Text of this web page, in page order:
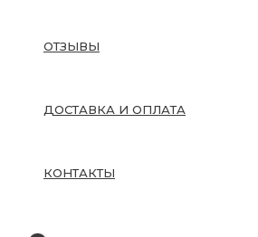
ОТЗЫВЫ
ДОСТАВКА И ОПЛАТА
КОНТАКТЫ